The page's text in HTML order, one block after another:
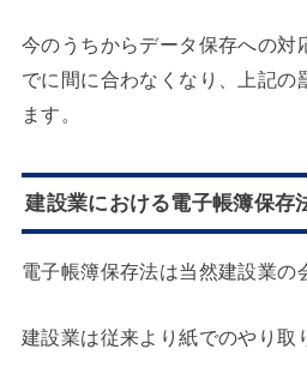
今のうちからデータ保存への対
でに間に合わなくなり、上記の
ます。
建設業における電子帳簿保存
電子帳簿保存法は当然建設業の
建設業は従来より紙でのやり取